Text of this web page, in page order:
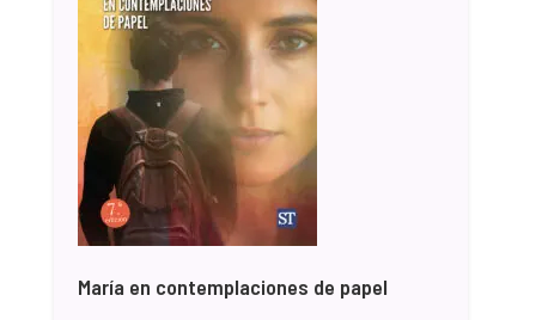
María en contemplaciones de papel